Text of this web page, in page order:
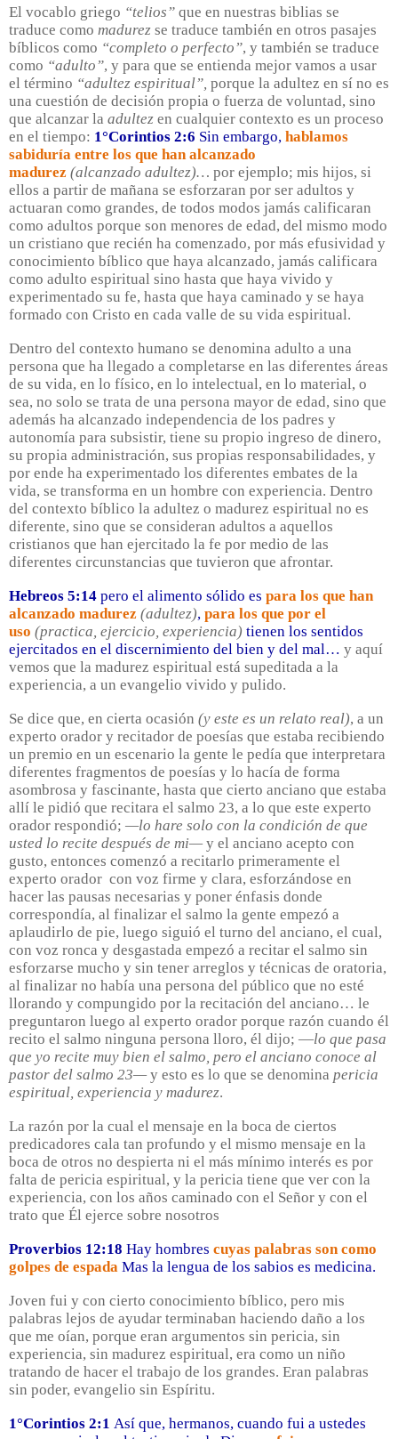
El vocablo griego “telios” que en nuestras biblias se
traduce como madurez se traduce también en otros pasajes
bíblicos como “completo o perfecto”, y también se traduce
como “adulto”, y para que se entienda mejor vamos a usar
el término “adultez espiritual”, porque la adultez en sí no es
una cuestión de decisión propia o fuerza de voluntad, sino
que alcanzar la adultez en cualquier contexto es un proceso
en el tiempo: 1°Corintios 2:6 Sin embargo, hablamos
sabiduría entre los que han alcanzado
madurez (alcanzado adultez)… por ejemplo; mis hijos, si
ellos a partir de mañana se esforzaran por ser adultos y
actuaran como grandes, de todos modos jamás calificaran
como adultos porque son menores de edad, del mismo modo
un cristiano que recién ha comenzado, por más efusividad y
conocimiento bíblico que haya alcanzado, jamás calificara
como adulto espiritual sino hasta que haya vivido y
experimentado su fe, hasta que haya caminado y se haya
formado con Cristo en cada valle de su vida espiritual.
Dentro del contexto humano se denomina adulto a una
persona que ha llegado a completarse en las diferentes áreas
de su vida, en lo físico, en lo intelectual, en lo material, o
sea, no solo se trata de una persona mayor de edad, sino que
además ha alcanzado independencia de los padres y
autonomía para subsistir, tiene su propio ingreso de dinero,
su propia administración, sus propias responsabilidades, y
por ende ha experimentado los diferentes embates de la
vida, se transforma en un hombre con experiencia. Dentro
del contexto bíblico la adultez o madurez espiritual no es
diferente, sino que se consideran adultos a aquellos
cristianos que han ejercitado la fe por medio de las
diferentes circunstancias que tuvieron que afrontar.
Hebreos 5:14 pero el alimento sólido es para los que han
alcanzado madurez (adultez), para los que por el
uso (practica, ejercicio, experiencia) tienen los sentidos
ejercitados en el discernimiento del bien y del mal… y aquí
vemos que la madurez espiritual está supeditada a la
experiencia, a un evangelio vivido y pulido.
Se dice que, en cierta ocasión (y este es un relato real), a un
experto orador y recitador de poesías que estaba recibiendo
un premio en un escenario la gente le pedía que interpretara
diferentes fragmentos de poesías y lo hacía de forma
asombrosa y fascinante, hasta que cierto anciano que estaba
allí le pidió que recitara el salmo 23, a lo que este experto
orador respondió; —lo hare solo con la condición de que
usted lo recite después de mi—y el anciano acepto con
gusto, entonces comenzó a recitarlo primeramente el
experto orador con voz firme y clara, esforzándose en
hacer las pausas necesarias y poner énfasis donde
correspondía, al finalizar el salmo la gente empezó a
aplaudirlo de pie, luego siguió el turno del anciano, el cual,
con voz ronca y desgastada empezó a recitar el salmo sin
esforzarse mucho y sin tener arreglos y técnicas de oratoria,
al finalizar no había una persona del público que no esté
llorando y compungido por la recitación del anciano… le
preguntaron luego al experto orador porque razón cuando él
recito el salmo ninguna persona lloro, él dijo; —lo que pasa
que yo recite muy bien el salmo, pero el anciano conoce al
pastor del salmo 23—y esto es lo que se denomina pericia
espiritual, experiencia y madurez.
La razón por la cual el mensaje en la boca de ciertos
predicadores cala tan profundo y el mismo mensaje en la
boca de otros no despierta ni el más mínimo interés es por
falta de pericia espiritual, y la pericia tiene que ver con la
experiencia, con los años caminado con el Señor y con el
trato que Él ejerce sobre nosotros
Proverbios 12:18 Hay hombres cuyas palabras son como
golpes de espada Mas la lengua de los sabios es medicina.
Joven fui y con cierto conocimiento bíblico, pero mis
palabras lejos de ayudar terminaban haciendo daño a los
que me oían, porque eran argumentos sin pericia, sin
experiencia, sin madurez espiritual, era como un niño
tratando de hacer el trabajo de los grandes. Eran palabras
sin poder, evangelio sin Espíritu.
1°Corintios 2:1 Así que, hermanos, cuando fui a ustedes